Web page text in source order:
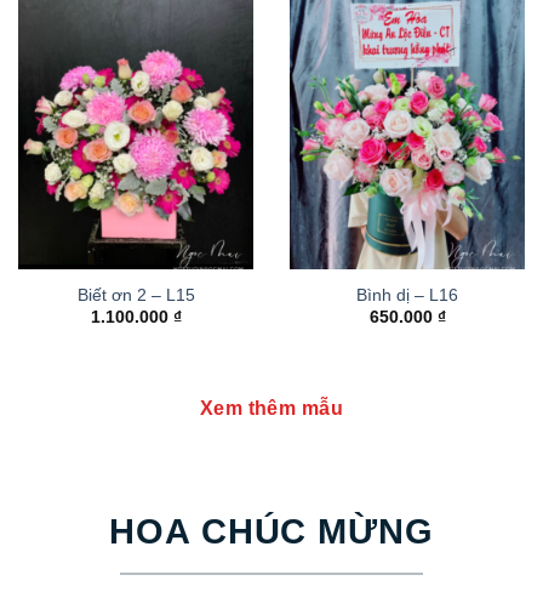
Biết ơn 2 – L15
1.100.000 ₫
Bình dị – L16
650.000 ₫
Xem thêm mẫu
HOA CHÚC MỪNG